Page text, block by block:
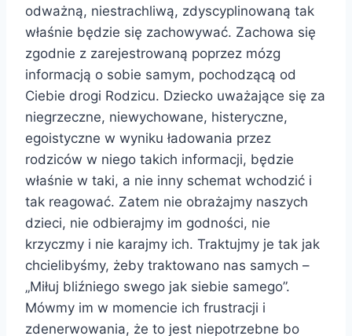
odważną, niestrachliwą, zdyscyplinowaną tak
właśnie będzie się zachowywać. Zachowa się
zgodnie z zarejestrowaną poprzez mózg
informacją o sobie samym, pochodzącą od
Ciebie drogi Rodzicu. Dziecko uważające się za
niegrzeczne, niewychowane, histeryczne,
egoistyczne w wyniku ładowania przez
rodziców w niego takich informacji, będzie
właśnie w taki, a nie inny schemat wchodzić i
tak reagować. Zatem nie obrażajmy naszych
dzieci, nie odbierajmy im godności, nie
krzyczmy i nie karajmy ich. Traktujmy je tak jak
chcielibyśmy, żeby traktowano nas samych –
„Miłuj bliźniego swego jak siebie samego”.
Mówmy im w momencie ich frustracji i
zdenerwowania, że to jest niepotrzebne bo